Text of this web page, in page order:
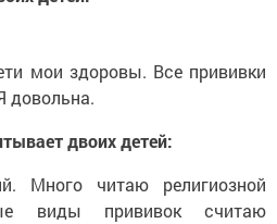
мои здоровы. Все прививки
довольна.
двоих детей:
Много читаю религиозной
виды прививок считаю